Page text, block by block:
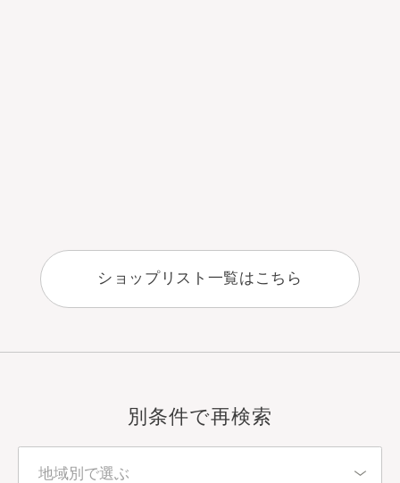
ショップリスト一覧はこちら
別条件で再検索
地域別で選ぶ